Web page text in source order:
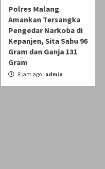
Polres Malang
Amankan Tersangka
Pengedar Narkoba di
Kepanjen, Sita Sabu 96
Gram dan Ganja 131
Gram
8 jam ago admin